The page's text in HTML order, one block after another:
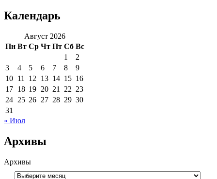
Календарь
Август 2026
Пн Вт Ср Чт Пт Сб Вс
1
2
3
4 5 6 7 8
9
10 11 12 13 14 15 16
17 18 19 20 21 22 23
24 25 26 27 28 29 30
31
« Июл
Архивы
Архивы